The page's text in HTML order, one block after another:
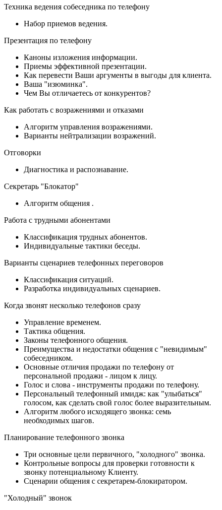
Техника ведения собеседника по телефону
Набор приемов ведения.
Презентация по телефону
Каноны изложения информации.
Приемы эффективной презентации.
Как перевести Ваши аргументы в выгоды для клиента.
Ваша "изюминка".
Чем Вы отличаетесь от конкурентов?
Как работать с возражениями и отказами
Алгоритм управления возражениями.
Варианты нейтрализации возражений.
Отговорки
Диагностика и распознавание.
Секретарь "Блокатор"
Алгоритм общения .
Работа с трудными абонентами
Классификация трудных абонентов.
Индивидуальные тактики беседы.
Варианты сценариев телефонных переговоров
Классификация ситуаций.
Разработка индивидуальных сценариев.
Когда звонят несколько телефонов сразу
Управление временем.
Тактика общения.
Законы телефонного общения.
Преимущества и недостатки общения с "невидимым"
собеседником.
Основные отличия продажи по телефону от
персональной продажи - лицом к лицу.
Голос и слова - инструменты продажи по телефону.
Персональный телефонный имидж: как "улыбаться"
голосом, как сделать свой голос более выразительным.
Алгоритм любого исходящего звонка: семь
необходимых шагов.
Планирование телефонного звонка
Три основные цели первичного, "холодного" звонка.
Контрольные вопросы для проверки готовности к
звонку потенциальному Клиенту.
Сценарии общения с секретарем-блокиратором.
"Холодный" звонок